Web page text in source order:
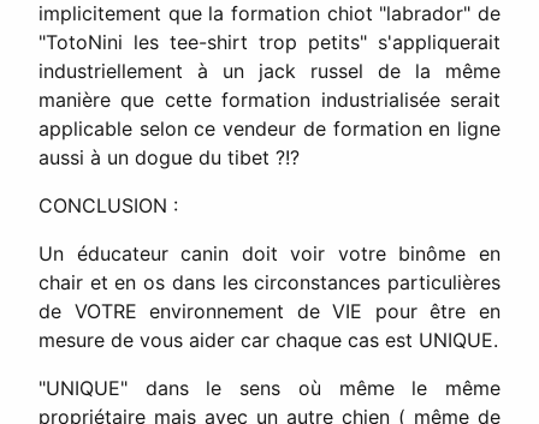
implicitement que la formation chiot "labrador" de
"TotoNini les tee-shirt trop petits" s'appliquerait
industriellement à un jack russel de la même
manière que cette formation industrialisée serait
applicable selon ce vendeur de formation en ligne
aussi à un dogue du tibet ?!?
CONCLUSION :
Un éducateur canin doit voir votre binôme en
chair et en os dans les circonstances particulières
de VOTRE environnement de VIE pour être en
mesure de vous aider car chaque cas est UNIQUE.
"UNIQUE" dans le sens où même le même
propriétaire mais avec un autre chien ( même de